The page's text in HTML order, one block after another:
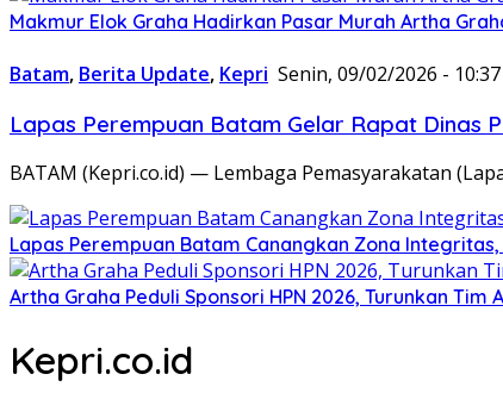
Makmur Elok Graha Hadirkan Pasar Murah Artha
Batam, Berita Update, Kepri Senin, 09/02/2026 -
Lapas Perempuan Batam Gelar Rapat Dinas
BATAM (Kepri.co.id) — Lembaga Pemasyarakatan
Lapas Perempuan Batam Canangkan Zona
Artha Graha Peduli Sponsori HPN 2026, Turunkan Tim
Kepri.co.id